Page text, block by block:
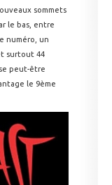
sommets
le bas, entre
numéro, un
surtout 44
peut-être
le 9ème